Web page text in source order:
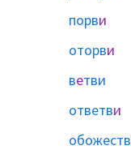
порви
оторви
ветви
ответви
обожеств